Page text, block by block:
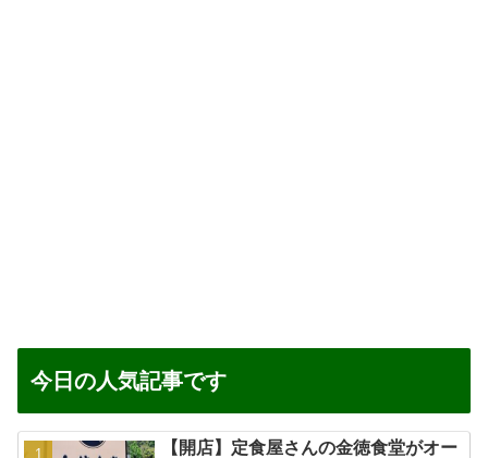
今日の人気記事です
【開店】定食屋さんの金徳食堂がオー